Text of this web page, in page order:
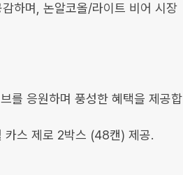
하며, 논알코올/라이트 비어 시장
를 응원하며 풍성한 혜택을 제공합
카스 제로 2박스 (48캔) 제공.